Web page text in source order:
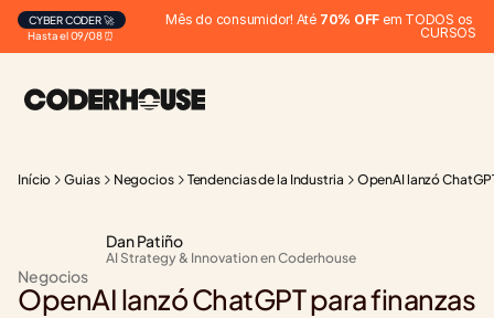
Hasta el 09/08 ⏰
CYBER CODER 🚀 Mês do consumidor! Até 70% OFF em TODOS os
CURSOS
Início Guias Negocios Tendencias de la Industria OpenAI lanzó
Dan Patiño
AI Strategy & Innovation en Coderhouse
Negocios
OpenAI lanzó ChatGPT para finanzas